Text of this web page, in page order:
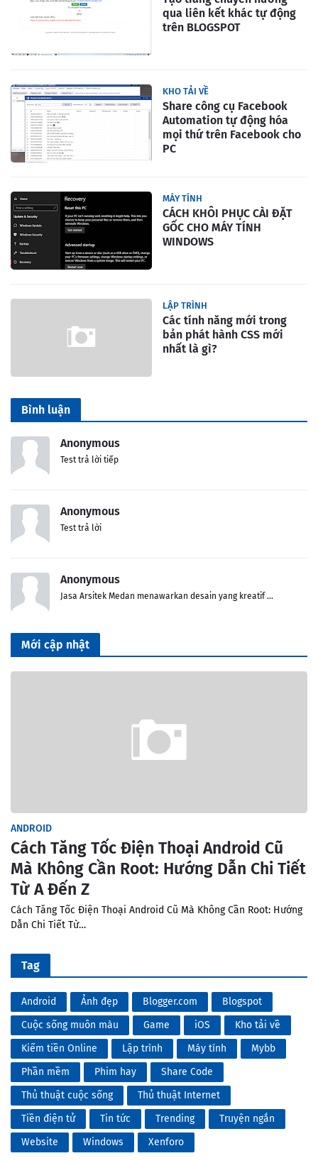
qua liên kết khác tự động
trên BLOGSPOT
KHO TẢI VỀ
Share công cụ Facebook
Automation tự động hóa
mọi thứ trên Facebook cho
PC
MÁY TÍNH
CÁCH KHÔI PHỤC CÀI ĐẶT
GỐC CHO MÁY TÍNH
WINDOWS
LẬP TRÌNH
Các tính năng mới trong
bản phát hành CSS mới
nhất là gì?
Bình luận
Anonymous
Test trả lời tiếp
Anonymous
Test trả lời
Anonymous
Jasa Arsitek Medan menawarkan desain yang kreatif ...
Mới cập nhật
ANDROID
Cách Tăng Tốc Điện Thoại Android Cũ
Mà Không Cần Root: Hướng Dẫn Chi Tiết
Từ A Đến Z
Cách Tăng Tốc Điện Thoại Android Cũ Mà Không Cần Root: Hướng
Dẫn Chi Tiết Từ…
Tag
Android Ảnh đẹp Blogger.com
Blogspot
Cuộc sống muôn màu
Game iOS
Kho tải về
Kiếm tiền Online
Lập trình Máy tính
Mybb
Phần mềm
Phim hay
Share Code
Thủ thuật cuộc sống
Thủ thuật Internet
Tiền điện tử
Tin tức Trending
Truyện ngắn
Website
Windows Xenforo